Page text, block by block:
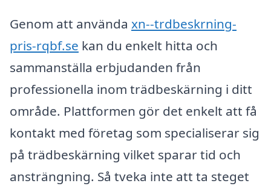
Genom att använda xn--trdbeskrning-
pris-rqbf.se kan du enkelt hitta och
sammanställa erbjudanden från
professionella inom trädbeskärning i ditt
område. Plattformen gör det enkelt att få
kontakt med företag som specialiserar sig
på trädbeskärning vilket sparar tid och
ansträngning. Så tveka inte att ta steget